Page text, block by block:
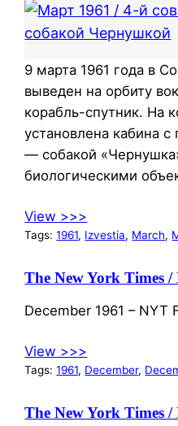
9 марта 1961 года в
выведен на орбиту
корабль-спутник. На
установлена кабина
— собакой
биологическими
View >>>
Tags:1961, Izvestia, March,
The New York Times /
December 1961 – NYT
View >>>
Tags:1961, December,
The New York Times /